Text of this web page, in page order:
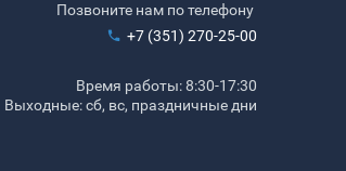
Позвоните нам по телефону
+7 (351) 270-25-00
Время работы: 8:30-17:30
Выходные: сб, вс, праздничные дни